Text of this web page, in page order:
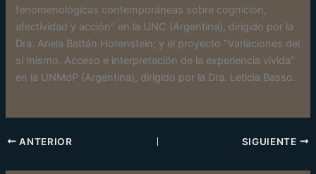
fenomenológicas contemporáneas sobre cognición,
afectividad y acción” en la UNC (Argentina), dirigido por la
Dra. Ariela Battán Horenstein; y el proyecto “Variaciones del
sí mismo. Acceso e interpretación de la experiencia vivida”
en la UNMdP (Argentina), dirigido por la Dra. Leticia Basso.
ANTERIOR SIGUIENTE